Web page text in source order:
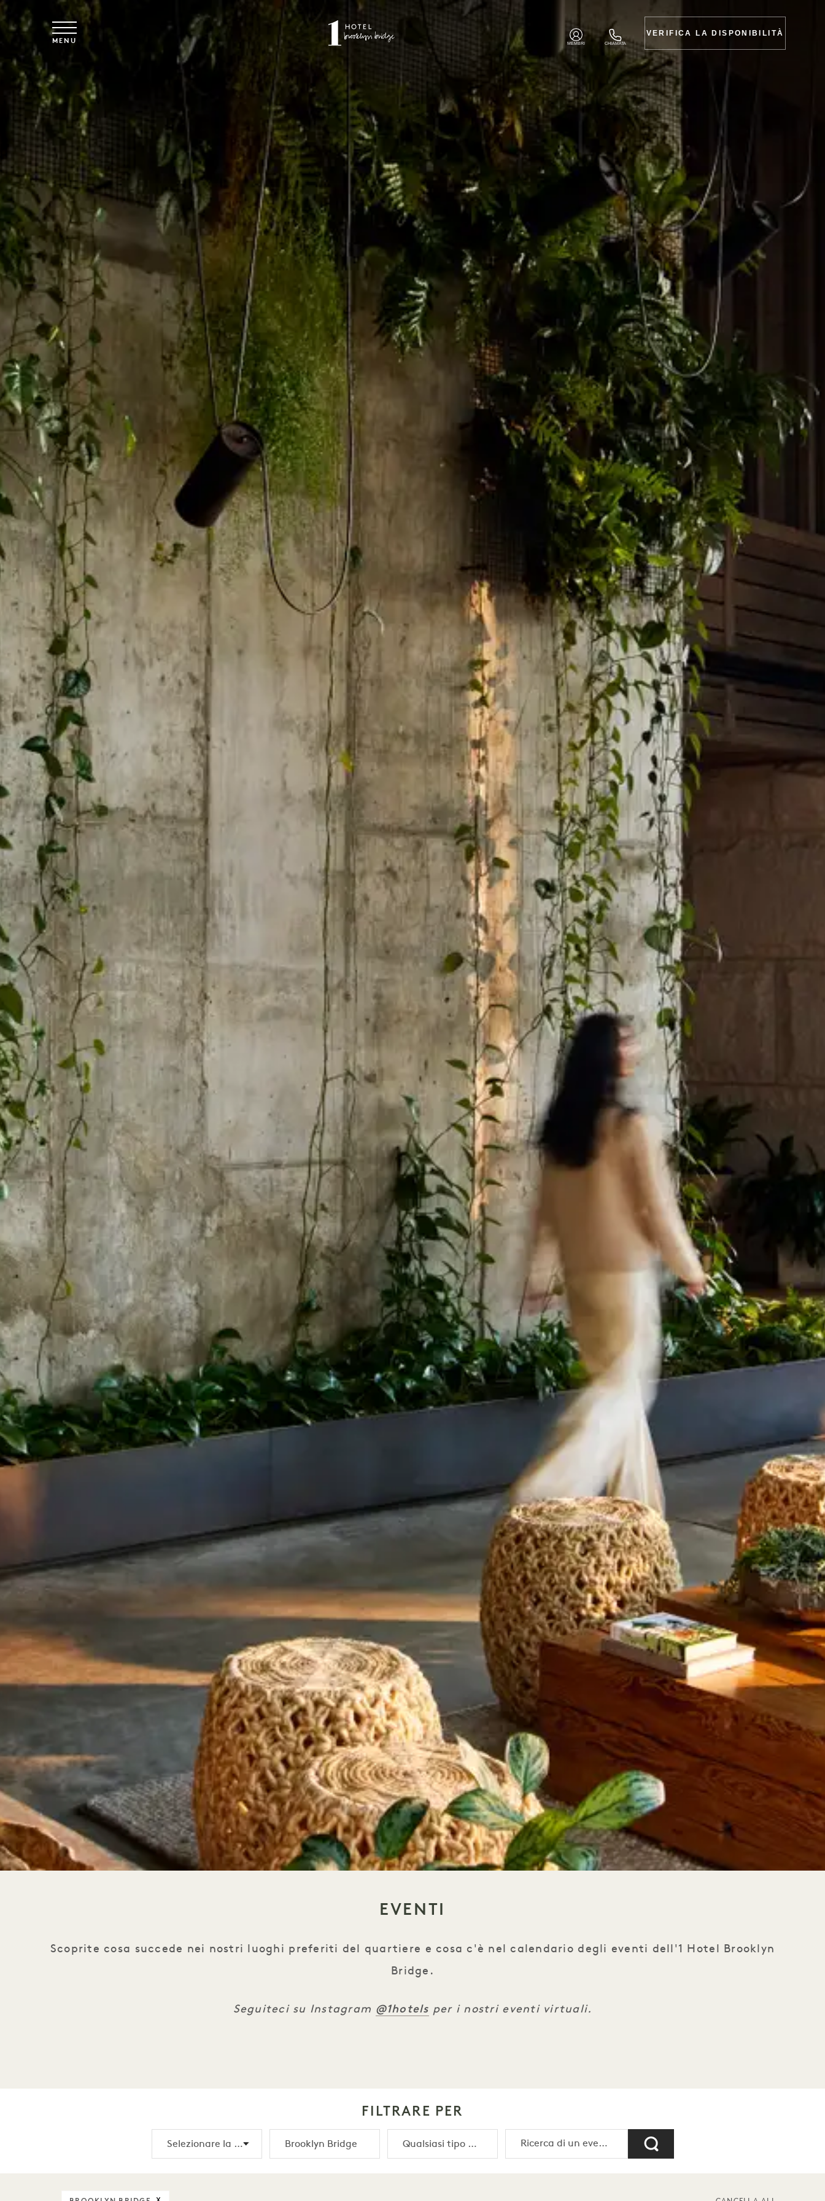
Vai al contenuto principale
MENU MEMBRI CHIAMATA
VERIFICA LA DISPONIBILITÀ
EVENTI
Scoprite cosa succede nei nostri luoghi preferiti del quartiere e cosa c'è nel calendario degli eventi dell'1 Hotel Brooklyn
Bridge.
Seguiteci su Instagram @1hotels per i nostri eventi virtuali.
FILTRARE PER